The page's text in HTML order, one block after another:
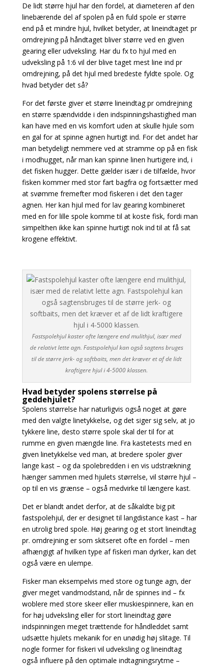
De lidt større hjul har den fordel, at diameteren af den
linebærende del af spolen på en fuld spole er større
end på et mindre hjul, hvilket betyder, at lineindtaget pr
omdrejning på håndtaget bliver større ved en given
gearing eller udveksling. Har du fx to hjul med en
udveksling på 1:6 vil der blive taget mest line ind pr
omdrejning, på det hjul med bredeste fyldte spole. Og
hvad betyder det så?
For det første giver et større lineindtag pr omdrejning
en større spændvidde i den indspinningshastighed man
kan have med en vis komfort uden at skulle hjule som
en gal for at spinne agnen hurtigt ind. For det andet har
man betydeligt nemmere ved at stramme op på en fisk
i modhugget, når man kan spinne linen hurtigere ind, i
det fisken hugger. Dette gælder især i de tilfælde, hvor
fisken kommer med stor fart bagfra og fortsætter med
at svømme fremefter mod fiskeren i det den tager
agnen. Her kan hjul med for lav gearing kombineret
med en for lille spole komme til at koste fisk, fordi man
simpelthen ikke kan spinne hurtigt nok ind til at få sat
krogene effektivt.
Fastspolehjul kaster ofte længere end mulithjul, især med
de relativt lette agn. Fastspolehjul kan også sagtens bruges
til de større jerk- og softbaits, men det kræver et af de lidt
kraftigere hjul i 4-5000 klassen.
Hvad betyder spolens størrelse på
geddehjulet?
Spolens størrelse har naturligvis også noget at gøre
med den valgte linetykkelse, og det sigersig selv, at jo
tykkere line, desto større spole skal der til for at
rumme en given mængde line. Fra kastetests med en
given linetykkelse ved man, at bredere spoler giver
lange kast – og da spolebredden i en vis udstrækning
hænger sammen med hjulets størrelse, vil større hjul –
op til en vis grænse – også medvirke til længere kast.
Det er blandt andet derfor, at de såkaldte big pit
fastspolehjul, der er designet til langdistance kast – har
en utrolig bred spole. Høj gearing og et stort lineindtag
pr. omdrejning er som skitseret ofte en fordel – men
afhængigt af hvilken type af fiskeri man dyrker, kan det
også være en ulempe.
Fisker man eksempelvis med store og tunge agn, der
giver meget vandmodstand, når de spinnes ind – fx
woblere med store skeer eller muskiespinnere, kan en
for høj udveksling eller for stort lineindtag gøre
indspinningen meget trættende for håndleddet samt
udsætte hjulets mekanik foren unødig høj slitage. Til
nogle former for fiskeri vil udveksling og lineindtag
også influere på den optimale indtagningsrytme –